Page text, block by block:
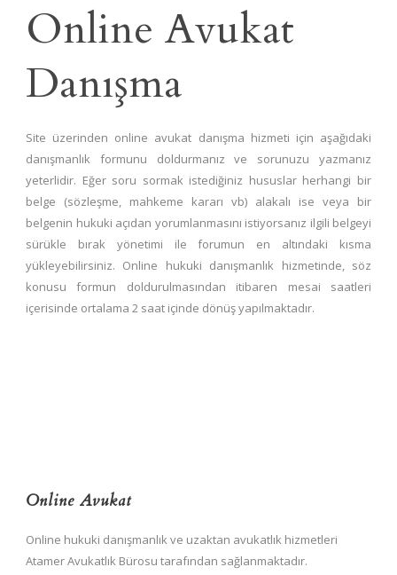
Online Avukat
Danışma
Site üzerinden online avukat danışma hizmeti için aşağıdaki
danışmanlık formunu doldurmanız ve sorunuzu yazmanız
yeterlidir. Eğer soru sormak istediğiniz hususlar herhangi bir
belge (sözleşme, mahkeme kararı vb) alakalı ise veya bir
belgenin hukuki açıdan yorumlanmasını istiyorsanız ilgili belgeyi
sürükle bırak yönetimi ile forumun en altındaki kısma
yükleyebilirsiniz. Online hukuki danışmanlık hizmetinde, söz
konusu formun doldurulmasından itibaren mesai saatleri
içerisinde ortalama 2 saat içinde dönüş yapılmaktadır.
Online Avukat
Online hukuki danışmanlık ve uzaktan avukatlık hizmetleri
Atamer Avukatlık Bürosu tarafından sağlanmaktadır.